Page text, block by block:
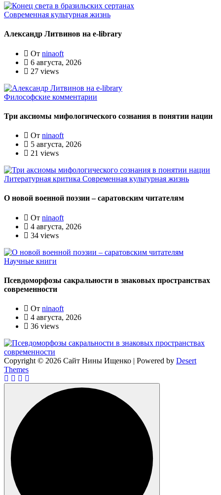
Современная культурная жизнь
Александр Литвинов на e-library
От ninaoft
6 августа, 2026
27 views
Философские комментарии
Три аксиомы мифологического сознания в понятии нации
От ninaoft
5 августа, 2026
21 views
Литературная критика Современная культурная жизнь
О новой военной поэзии – саратовским читателям
От ninaoft
4 августа, 2026
34 views
Научные книги
Псевдоморфозы сакральности в знаковых пространствах
современности
От ninaoft
4 августа, 2026
36 views
Copyright © 2026 Сайт Нины Ищенко | Powered by Desert
Themes